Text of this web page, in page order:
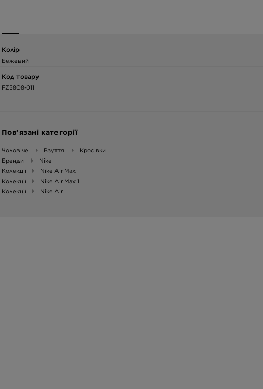
Колір
Бежевий
Код товару
FZ5808-011
Пов’язані категорії
Чоловіче Взуття
Кросівки
Бренди
Nike
Колекції
Nike Air Max
Колекції
Nike Air Max 1
Колекції
Nike Air